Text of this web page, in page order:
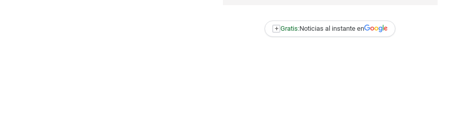
+ Gratis:Noticias al instante en